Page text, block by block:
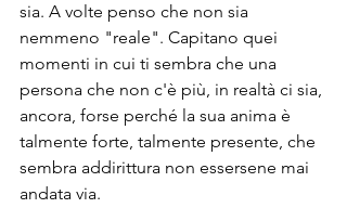
sia. A volte penso che non sia
nemmeno "reale". Capitano quei
momenti in cui ti sembra che una
persona che non c'è più, in realtà ci sia,
ancora, forse perché la sua anima è
talmente forte, talmente presente, che
sembra addirittura non essersene mai
andata via.